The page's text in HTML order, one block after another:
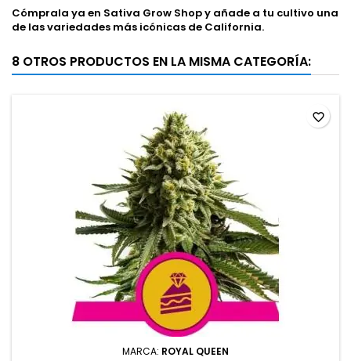
Cómprala ya en Sativa Grow Shop y añade a tu cultivo una
de las variedades más icónicas de California.
8 OTROS PRODUCTOS EN LA MISMA CATEGORÍA:
MARCA: ROYAL QUEEN
favorite_border